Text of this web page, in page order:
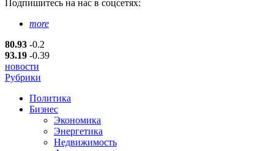
Подпишитесь на нас в соцсетях:
more
80.93 -0.2
93.19 -0.39
новости
Рубрики
Политика
Бизнес
Экономика
Энергетика
Недвижимость